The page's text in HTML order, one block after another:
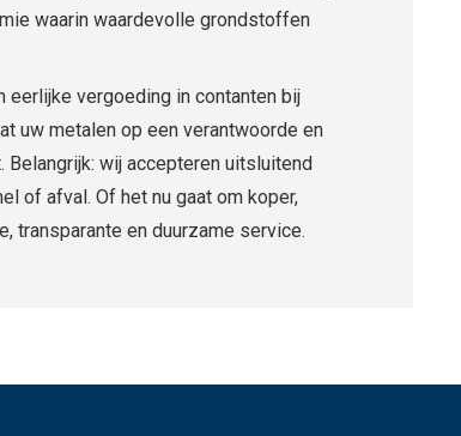
waarin waardevolle grondstoffen
eerlijke vergoeding in contanten bij
uw metalen op een verantwoorde en
wij accepteren uitsluitend
of afval. Of het nu gaat om koper,
transparante en duurzame service.